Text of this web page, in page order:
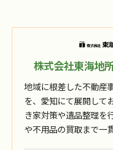
株式会社東海地
地域に根差した不動産
を、愛知にて展開して
き家対策や遺品整理を
や不用品の買取まで一